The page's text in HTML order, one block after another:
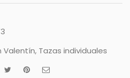
Valentín, Tazas individuales